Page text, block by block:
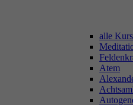
alle
Atem